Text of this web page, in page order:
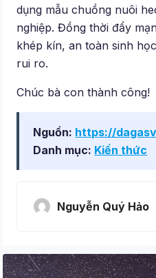
dụng mẫu chuồng nuôi
nghiệp. Đồng thời đẩy
khép kín, an toàn sinh
rui ro.
Chúc bà con thành công!
Nguồn: https://
Danh mục: Kiến thức
Nguyễn Quý Hảo